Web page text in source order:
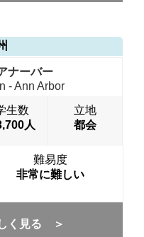
ナーバー
- Ann Arbor
生数
人
立地
都会
難易度
非常に難しい
く見る ＞